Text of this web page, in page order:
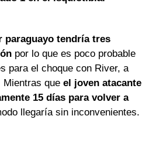
paraguayo tendría tres
por lo que es poco probable
para el choque con River, a
Mientras que el joven atacante
15 días para volver a
llegaría sin inconvenientes.